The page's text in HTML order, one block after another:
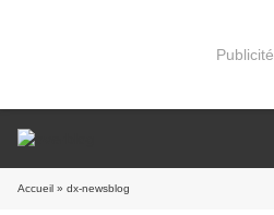
Publicité
Accueil » dx-newsblog